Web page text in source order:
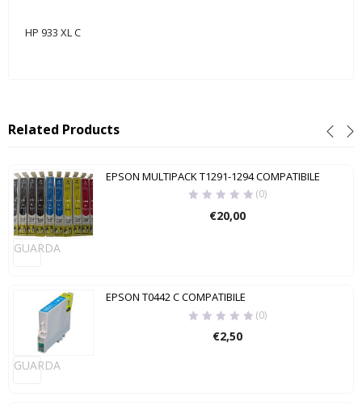
HP 933 XL C
Related Products
GUARDA
EPSON MULTIPACK T1291-1294 COMPATIBILE
(0)
€20,00
GUARDA
EPSON T0442 C COMPATIBILE
(0)
€2,50